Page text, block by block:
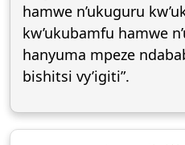
hamwe n’ukuguru
kw’ukubamfu hamwe
hanyuma mpeze
bishitsi vy’igiti”.